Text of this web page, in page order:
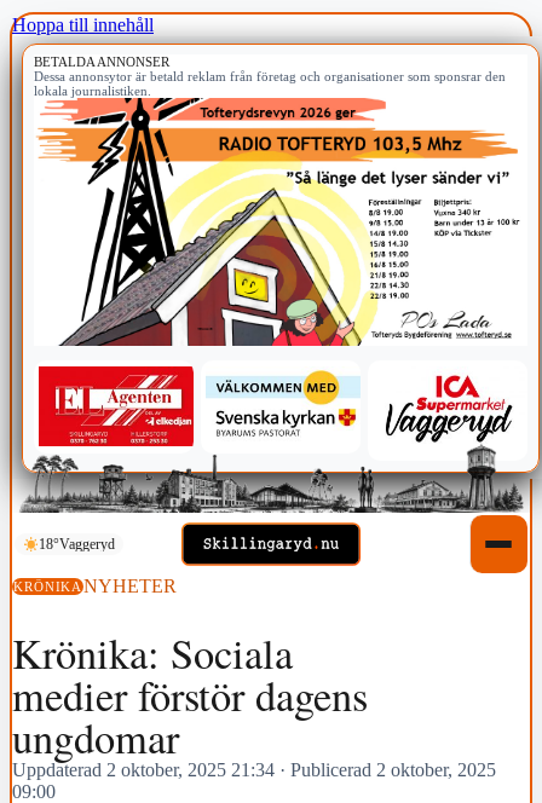
Hoppa till innehåll
BETALDA ANNONSER
Dessa annonsytor är betald reklam från företag och organisationer som sponsrar den
lokala journalistiken.
18°Vaggeryd
KRÖNIKANYHETER
Krönika: Sociala
medier förstör dagens
ungdomar
Uppdaterad 2 oktober, 2025 21:34 · Publicerad 2 oktober, 2025
09:00